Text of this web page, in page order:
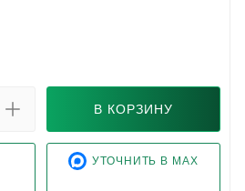
В КОРЗИНУ
УТОЧНИТЬ В MAX